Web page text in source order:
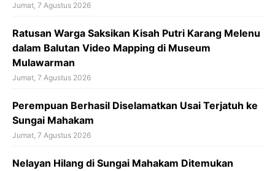
Jumat, 7 Agustus 2026
Ratusan Warga Saksikan Kisah Putri Karang Melenu
dalam Balutan Video Mapping di Museum
Mulawarman
Jumat, 7 Agustus 2026
Perempuan Berhasil Diselamatkan Usai Terjatuh ke
Sungai Mahakam
Jumat, 7 Agustus 2026
Nelayan Hilang di Sungai Mahakam Ditemukan